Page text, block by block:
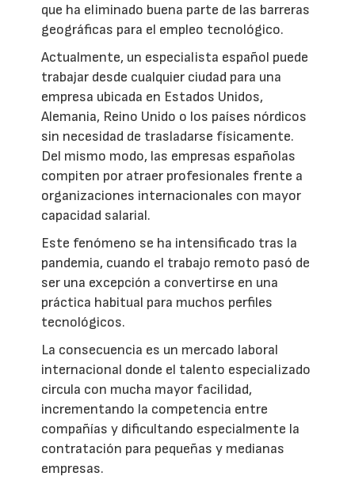
que ha eliminado buena parte de las barreras
geográficas para el empleo tecnológico.
Actualmente, un especialista español puede
trabajar desde cualquier ciudad para una
empresa ubicada en Estados Unidos,
Alemania, Reino Unido o los países nórdicos
sin necesidad de trasladarse físicamente.
Del mismo modo, las empresas españolas
compiten por atraer profesionales frente a
organizaciones internacionales con mayor
capacidad salarial.
Este fenómeno se ha intensificado tras la
pandemia, cuando el trabajo remoto pasó de
ser una excepción a convertirse en una
práctica habitual para muchos perfiles
tecnológicos.
La consecuencia es un mercado laboral
internacional donde el talento especializado
circula con mucha mayor facilidad,
incrementando la competencia entre
compañías y dificultando especialmente la
contratación para pequeñas y medianas
empresas.